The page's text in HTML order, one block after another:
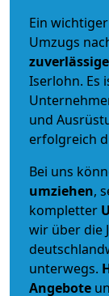
Ein
Umzugs
Iserlohn. Es
und
erfolgreich
Bei uns
umziehen,
kompletter
wir über die
unterwegs.
Angebote